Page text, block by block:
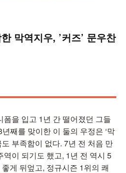
막역지우, ’커즈’ 문우찬
을 입고 1년 간 떨어졌던 그들
째를 맞이한 이 둘의 우정은 ‘막
부족함이 없다. 7년 전 처음 만
역이 되기도 했고, 1년 전 역시 5
게 뒤엎고, 정규시즌 1위의 쾌